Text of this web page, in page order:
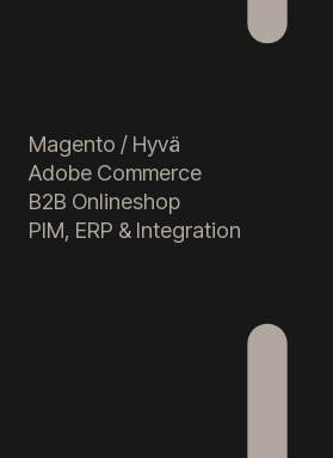
Magento / Hyvä
Adobe Commerce
B2B Onlineshop
PIM, ERP & Integration